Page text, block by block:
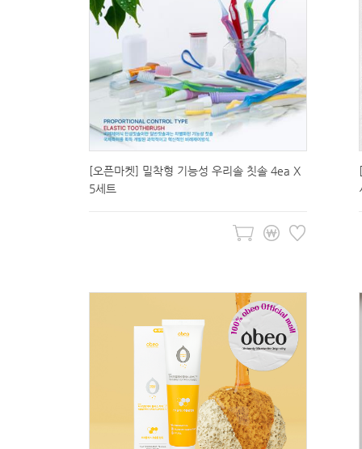
[오픈마켓] 밀착형 기능성 우리솔 칫솔 4ea X
5세트